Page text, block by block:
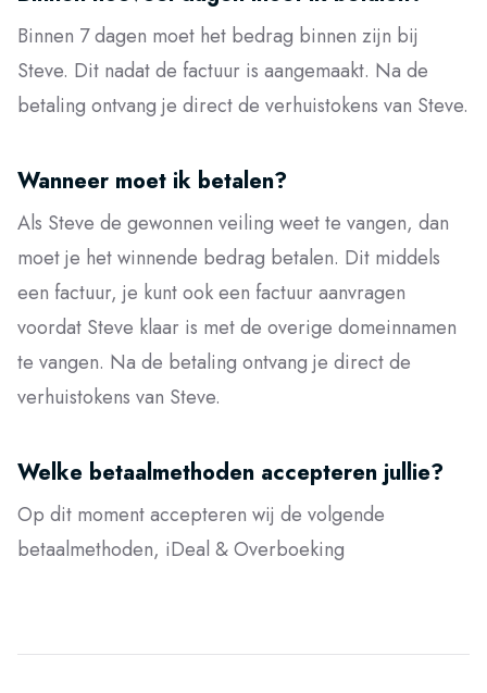
Binnen 7 dagen moet het bedrag binnen zijn bij
Steve. Dit nadat de factuur is aangemaakt. Na de
betaling ontvang je direct de verhuistokens van Steve.
Wanneer moet ik betalen?
Als Steve de gewonnen veiling weet te vangen, dan
moet je het winnende bedrag betalen. Dit middels
een factuur, je kunt ook een factuur aanvragen
voordat Steve klaar is met de overige domeinnamen
te vangen. Na de betaling ontvang je direct de
verhuistokens van Steve.
Welke betaalmethoden accepteren jullie?
Op dit moment accepteren wij de volgende
betaalmethoden, iDeal & Overboeking